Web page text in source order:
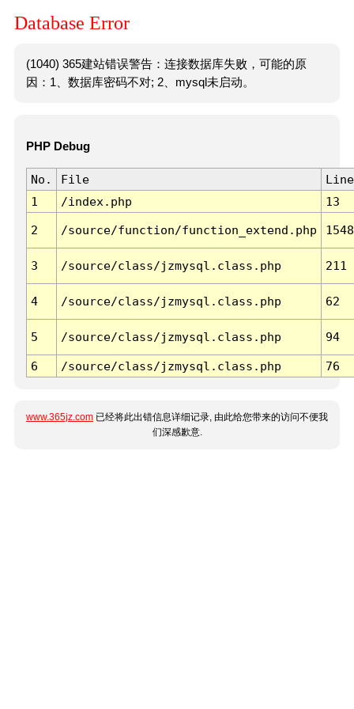
Database Error
(1040) 365建站错误警告：连接数据库失败，可能的原
因：1、数据库密码不对; 2、mysql未启动。
PHP Debug
No. File
Line
1
/index.php 13
2 /source/function/function_extend.php 1548
3 /source/class/jzmysql.class.php 211
4 /source/class/jzmysql.class.php 62
5 /source/class/jzmysql.class.php 94
6 /source/class/jzmysql.class.php 76
www.365jz.com 已经将此出错信息详细记录, 由此给您带来的访问不便我
们深感歉意.